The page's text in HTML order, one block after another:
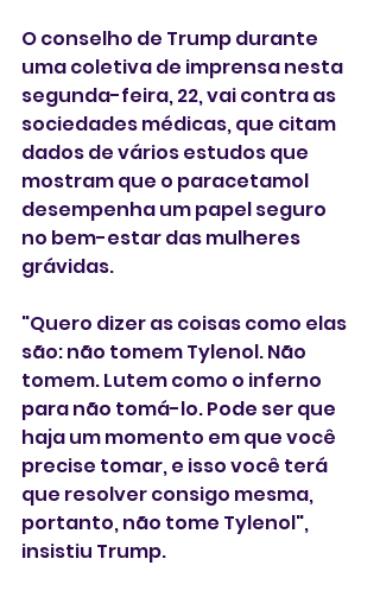
O conselho de Trump durante
uma coletiva de imprensa nesta
segunda-feira, 22, vai contra as
sociedades médicas, que citam
dados de vários estudos que
mostram que o paracetamol
desempenha um papel seguro
no bem-estar das mulheres
grávidas.
"Quero dizer as coisas como elas
são: não tomem Tylenol. Não
tomem. Lutem como o inferno
para não tomá-lo. Pode ser que
haja um momento em que você
precise tomar, e isso você terá
que resolver consigo mesma,
portanto, não tome Tylenol",
insistiu Trump.